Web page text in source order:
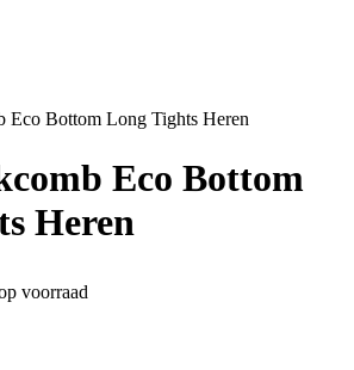
Eco Bottom Long Tights Heren
Eco Bottom
Heren
voorraad